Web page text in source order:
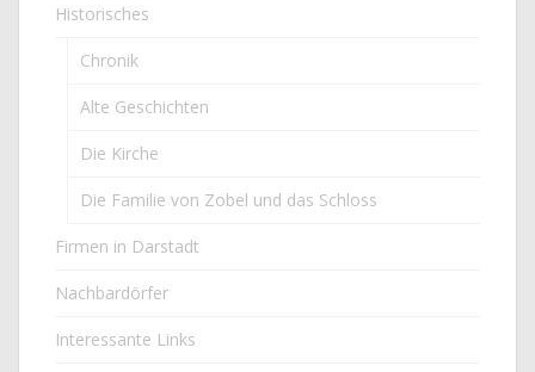
Historisches
Chronik
Alte Geschichten
Die Kirche
Die Familie von Zobel und das Schloss
Firmen in Darstadt
Nachbardörfer
Interessante Links